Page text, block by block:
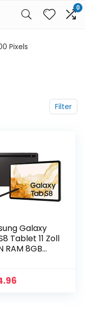
0
Pixels
Filter
Galaxy
Tablet 11 Zoll
RAM 8GB